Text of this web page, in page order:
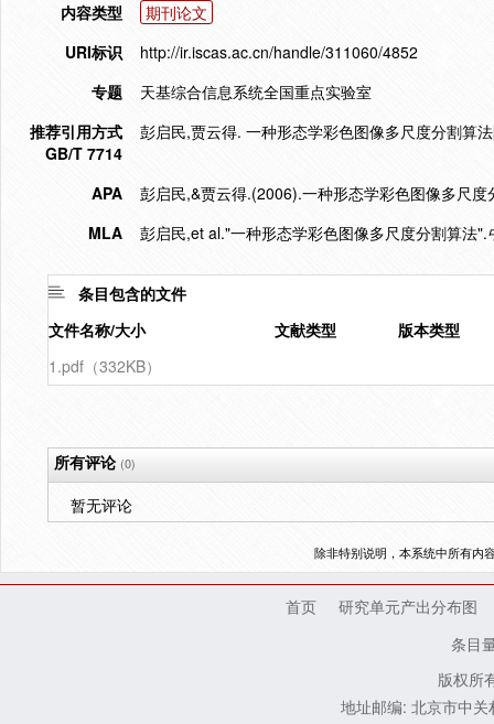
内容类型
期刊论文
URI标识
http://ir.iscas.ac.cn/handle/311060/4852
专题
天基综合信息系统全国重点实验室
推荐引用方式
GB/T 7714
彭启民,贾云得. 一种形态学彩色图像多尺度分割算
APA
彭启民,&贾云得.(2006).一种形态学彩色图像多尺度
MLA
彭启民,et al."一种形态学彩色图像多尺度分割算法".
条目包含的文件
文件名称/大小
文献类型
版本类型
1.pdf（332KB）
所有评论(0)
暂无评论
除非特别说明，本系统中所有内
首页
研究单元产出分布图
条目
版权所
地址邮编: 北京市中